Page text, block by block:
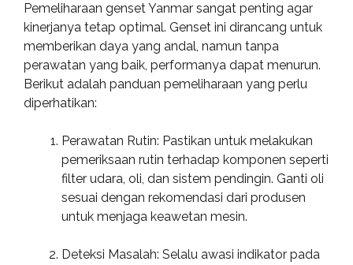
Pemeliharaan genset Yanmar sangat penting agar
kinerjanya tetap optimal. Genset ini dirancang untuk
memberikan daya yang andal, namun tanpa
perawatan yang baik, performanya dapat menurun.
Berikut adalah panduan pemeliharaan yang perlu
diperhatikan:
Perawatan Rutin: Pastikan untuk melakukan
pemeriksaan rutin terhadap komponen seperti
filter udara, oli, dan sistem pendingin. Ganti oli
sesuai dengan rekomendasi dari produsen
untuk menjaga keawetan mesin.
Deteksi Masalah: Selalu awasi indikator pada